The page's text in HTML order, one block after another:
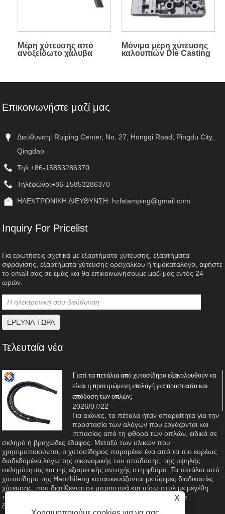
Μέρη χύτευσης από
ανοξείδωτο χάλυβα
Μόνιμα μέρη χύτευσης
καλουπιών Die Casting
Επικοινωνήστε μαζί μας
Διεύθυνση: Ruiping Center, No. 27, Hongqi Road, Pingdu City,
Qingdao
Τηλ:+86-15853286370
Τηλέφωνο:+86-15853286370
ΗΛΕΚΤΡΟΝΙΚΗ ΔΙΕΥΘΥΝΣΗ: hzfstamping@gmail.com
Inquiry For Pricelist
Για ερωτήσεις σχετικά με εξαρτήματα χύτευσης, εξαρτήματα
σφράγισης, εξαρτήματα χύτευσης ορείχαλκου ή τιμοκατάλογο, αφήστε
το email σας σε εμάς και θα επικοινωνήσουμε μαζί μας εντός 24
ωρών.
Τελευταία νέα
Γιατί τα πετάλια από χυτοσίδηρο εξακολουθούν να
είναι η προτιμώμενη επιλογή για προστασία και
απόδοση των οπλών;
2026/07/22
Για αιώνες, τα πέταλα ήταν απαραίτητα για την
προστασία των αλόγων που εργάζονται και
ιππασίας από τη φθορά των οπλών, ειδικά σε
σκληρό ή βραχώδες έδαφος. Μεταξύ των υλικών που
χρησιμοποιούνται, ο χυτοσίδηρος παραμένει ένα από τα πιο ευρέως
διαδεδομένα λόγω της οικονομικής του απόδοσης, της υψηλής
σκληρότητας και της εξαιρετικής αντοχής στη φθορά. Τα πετάλια από
χυτοσίδηρο της Haozhifeng κατασκευάζονται με ώριμες διαδικασίες
χύτευσης, που διατίθενται σε μπροστινά και πίσω στυλ με μεγέθη
που κυμαίνονται από #2 έως #8 για να προσαρμόζονται σε
διαφορετικές διαστάσεις οπλής. Αυτό το άρθρο εξετάζει τα
X